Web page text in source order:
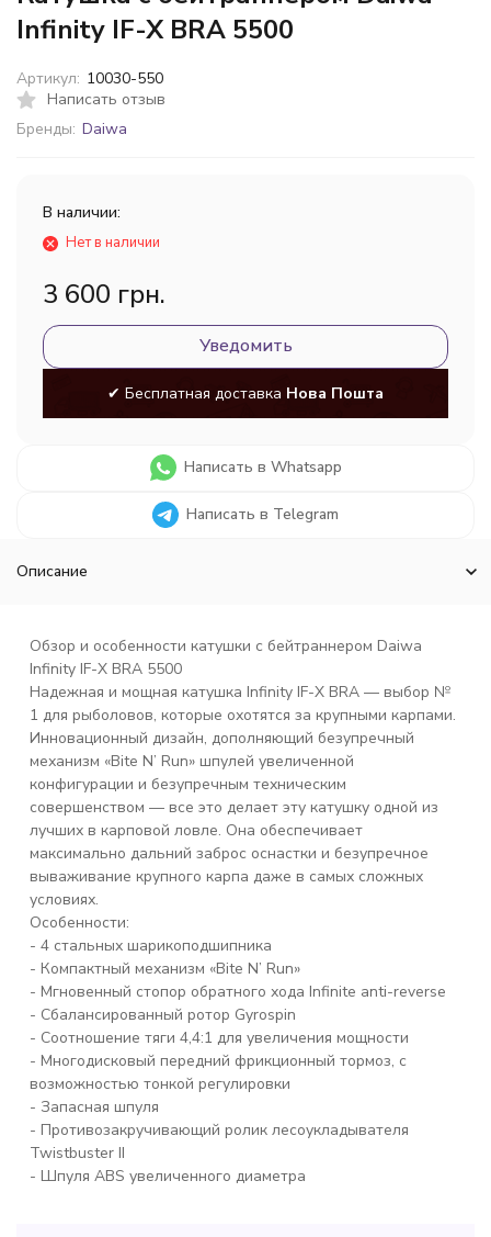
Infinity IF-X BRA 5500
Написать отзыв
Бренды: Daiwa
Артикул: 10030-550
В наличии:
Нет в наличии
3 600 грн.
Уведомить
✔ Бесплатная доставка Нова Пошта
Написать в Whatsapp
Написать в Telegram
Описание
Обзор и особенности катушки с бейтраннером Daiwa
Infinity IF-X BRA 5500
Надежная и мощная катушка Infinity IF-X BRA — выбор №
1 для рыболовов, которые охотятся за крупными карпами.
Инновационный дизайн, дополняющий безупречный
механизм «Bite N’ Run» шпулей увеличенной
конфигурации и безупречным техническим
совершенством — все это делает эту катушку одной из
лучших в карповой ловле. Она обеспечивает
максимально дальний заброс оснастки и безупречное
вываживание крупного карпа даже в самых сложных
условиях.
Особенности:
- 4 стальных шарикоподшипника
- Компактный механизм «Bite N’ Run»
- Мгновенный стопор обратного хода Infinite anti-reverse
- Сбалансированный ротор Gyrospin
- Соотношение тяги 4,4:1 для увеличения мощности
- Многодисковый передний фрикционный тормоз, с
возможностью тонкой регулировки
- Запасная шпуля
- Противозакручивающий ролик лесоукладывателя
Twistbuster II
- Шпуля ABS увеличенного диаметра